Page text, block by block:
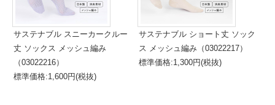
サステナブル スニーカークルー
丈 ソックス メッシュ編み
（03022216）
標準価格:1,600円(税抜)
サステナブル ショート丈 ソック
ス メッシュ編み（03022217）
標準価格:1,300円(税抜)